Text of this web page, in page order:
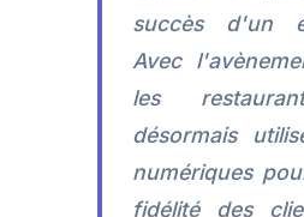
succès d'un
Avec
les
désormais
numériques
fidélité des